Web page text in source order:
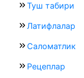
Туш табири
Латифлалар
Саломатлик
Рецеплар